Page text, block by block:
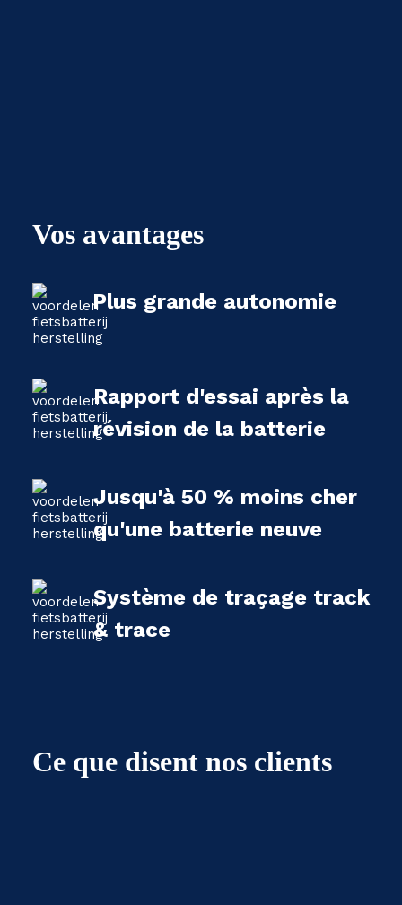
Vos avantages
Plus grande autonomie
Rapport d'essai après la
révision de la batterie
Jusqu'à 50 % moins cher
qu'une batterie neuve
Système de traçage track
& trace
Ce que disent nos clients